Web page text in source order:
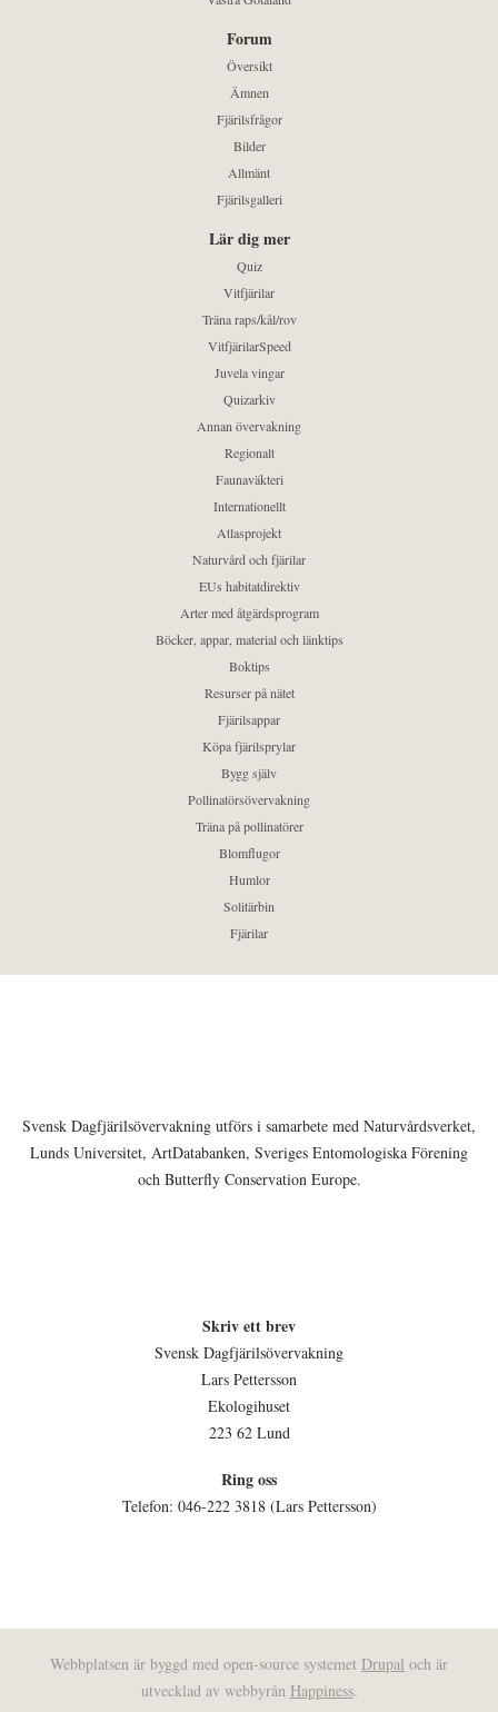
Forum
Översikt
Ämnen
Fjärilsfrågor
Bilder
Allmänt
Fjärilsgalleri
Lär dig mer
Quiz
Vitfjärilar
Träna raps/kål/rov
VitfjärilarSpeed
Juvela vingar
Quizarkiv
Annan övervakning
Regionalt
Faunaväkteri
Internationellt
Atlasprojekt
Naturvård och fjärilar
EUs habitatdirektiv
Arter med åtgärdsprogram
Böcker, appar, material och länktips
Boktips
Resurser på nätet
Fjärilsappar
Köpa fjärilsprylar
Bygg själv
Pollinatörsövervakning
Träna på pollinatörer
Blomflugor
Humlor
Solitärbin
Fjärilar
Svensk Dagfjärilsövervakning utförs i samarbete med Naturvårdsverket,
Lunds Universitet, ArtDatabanken, Sveriges Entomologiska Förening
och Butterfly Conservation Europe.
Skriv ett brev
Svensk Dagfjärilsövervakning
Lars Pettersson
Ekologihuset
223 62 Lund
Ring oss
Telefon: 046-222 3818 (Lars Pettersson)
Webbplatsen är byggd med open-source systemet Drupal och är
utvecklad av webbyrån Happiness.